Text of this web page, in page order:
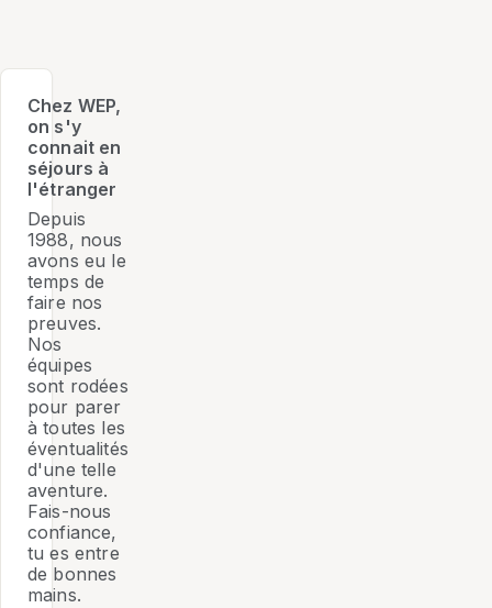
Chez WEP,
on s'y
connait en
séjours à
l'étranger
Depuis
1988, nous
avons eu le
temps de
faire nos
preuves.
Nos
équipes
sont rodées
pour parer
à toutes les
éventualités
d'une telle
aventure.
Fais-nous
confiance,
tu es entre
de bonnes
mains.